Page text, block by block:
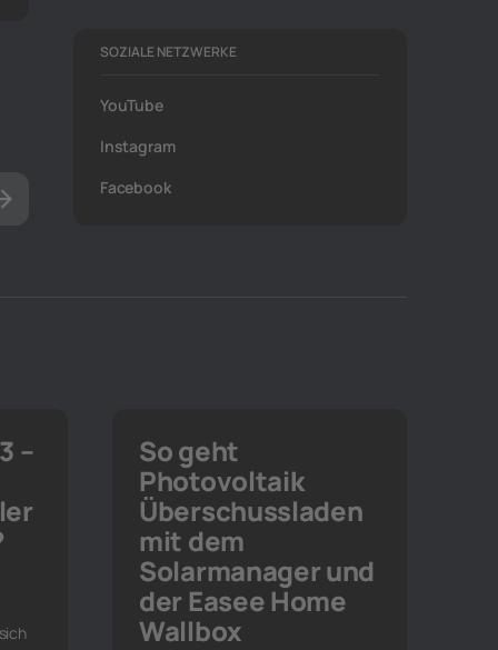
SOZIALE NETZWERKE
YouTube
Instagram
Facebook
–
So geht
Photovoltaik
Überschussladen
mit dem
Solarmanager und
der Easee Home
Wallbox